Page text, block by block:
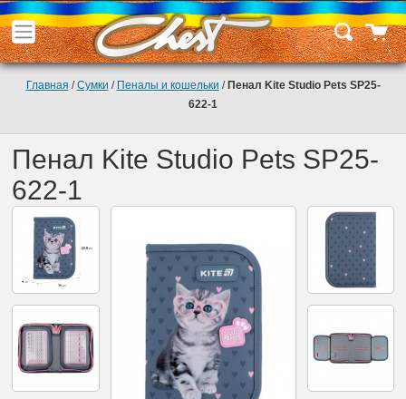
Главная /Сумки / Пеналы и кошельки / Пенал Kite Studio Pets SP25-
622-1
Пенал Kite Studio Pets SP25-
622-1